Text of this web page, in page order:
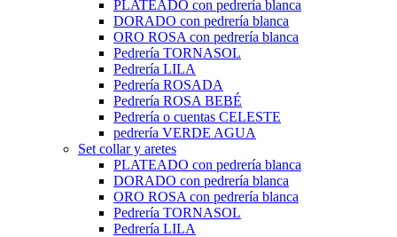
PLATEADO con pedrería blanca
DORADO con pedrería blanca
ORO ROSA con pedrería blanca
Pedrería TORNASOL
Pedrería LILA
Pedrería ROSADA
Pedrería ROSA BEBÉ
Pedrería o cuentas CELESTE
pedrería VERDE AGUA
Set collar y aretes
PLATEADO con pedrería blanca
DORADO con pedrería blanca
ORO ROSA con pedrería blanca
Pedrería TORNASOL
Pedrería LILA